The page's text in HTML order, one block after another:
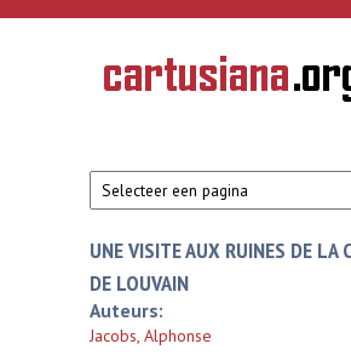
Overslaan en naar de inhoud gaan
Geschiedenis
van de
UNE VISITE AUX RUINES DE LA
DE LOUVAIN
Auteurs:
Jacobs, Alphonse